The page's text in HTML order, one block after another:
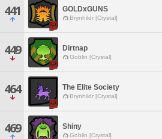
441 GOLDxGUNS
Brynhildr [Crystal]
449 Dirtnap
Goblin [Crystal]
464 The Elite Society
Brynhildr [Crystal]
469 Shiny
Goblin [Crystal]